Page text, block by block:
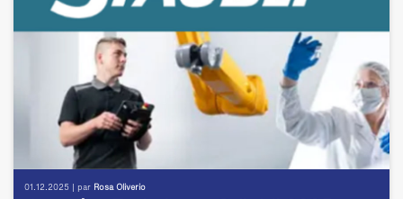
01.12.2025 | par Rosa Oliverio